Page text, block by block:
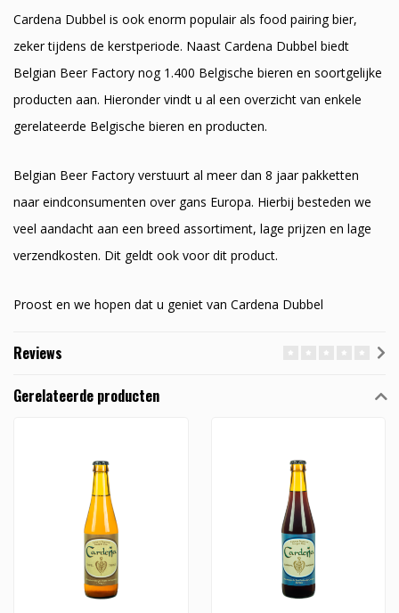
Cardena Dubbel is ook enorm populair als food pairing bier,
zeker tijdens de kerstperiode. Naast Cardena Dubbel biedt
Belgian Beer Factory nog 1.400 Belgische bieren en soortgelijke
producten aan. Hieronder vindt u al een overzicht van enkele
gerelateerde Belgische bieren en producten.
Belgian Beer Factory verstuurt al meer dan 8 jaar pakketten
naar eindconsumenten over gans Europa. Hierbij besteden we
veel aandacht aan een breed assortiment, lage prijzen en lage
verzendkosten. Dit geldt ook voor dit product.
Proost en we hopen dat u geniet van Cardena Dubbel
Reviews
Gerelateerde producten